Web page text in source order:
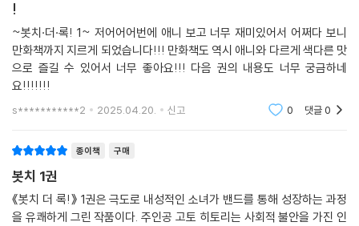
!
~봇치·더·록! 1~ 저어어어번에 애니 보고 너무 재미있어서 어쩌다 보니
만화책까지 지르게 되었습니다!!! 만화책도 역시 애니와 다르게 색다른 맛
으로 즐길 수 있어서 너무 좋아요!!! 다음 권의 내용도 너무 궁금하네
요!!!!!!!
s***********2 2025.04.20. 신고 0 댓글0
종이책 구매
봇치 1권
《봇치 더 록!》 1권은 극도로 내성적인 소녀가 밴드를 통해 성장하는 과정
을 유쾌하게 그린 작품이다. 주인공 고토 히토리는 사회적 불안을 가진 인